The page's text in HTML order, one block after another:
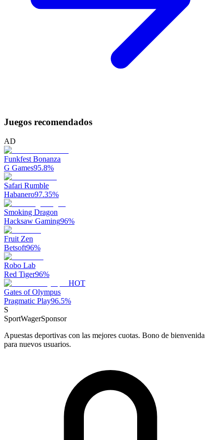
Juegos recomendados
AD
Funkfest Bonanza
G Games95.8%
Safari Rumble
Habanero97.35%
Smoking Dragon
Hacksaw Gaming96%
Fruit Zen
Betsoft96%
Robo Lab
Red Tiger96%
HOT
Gates of Olympus
Pragmatic Play96.5%
S
SportWagerSponsor
Apuestas deportivas con las mejores cuotas. Bono de bienvenida
para nuevos usuarios.